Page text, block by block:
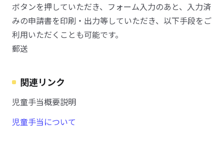
ボタンを押していただき、フォーム入力のあと、入力済
みの申請書を印刷・出力等していただき、以下手段をご
利用いただくことも可能です。
郵送
関連リンク
児童手当概要説明
児童手当について